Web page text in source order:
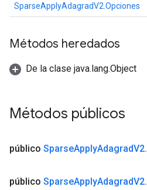
SparseApplyAdagradV2.Opciones
Métodos heredados
De la clase java.lang.Object
Métodos públicos
público SparseApplyAdagradV2.
público SparseApplyAdagradV2.